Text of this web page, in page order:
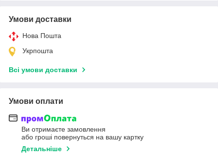
Умови доставки
Нова Пошта
Укрпошта
Всі умови доставки
Умови оплати
Ви отримаєте замовлення
або гроші повернуться на вашу картку
Детальніше